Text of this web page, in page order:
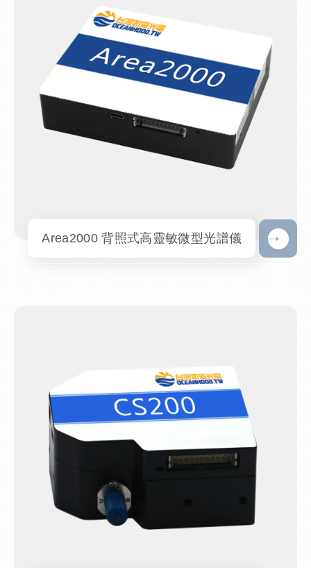
Area2000 背照式高靈敏微型光譜儀